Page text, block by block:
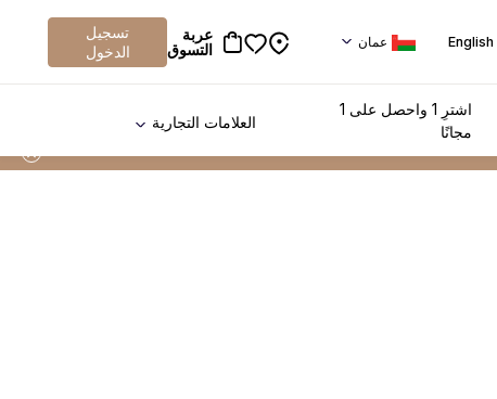
English عمان
عربة
التسوق
تسجيل
الدخول
اشترِ 1 واحصل على 1
مجانًا
العلامات التجارية